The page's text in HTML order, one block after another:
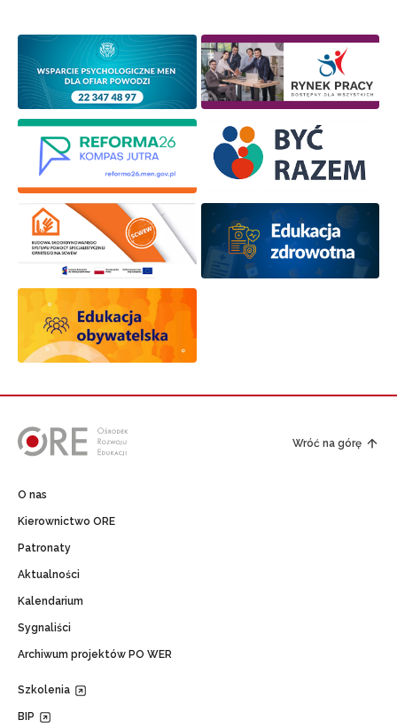
Wróć na górę
O nas
Kierownictwo ORE
Patronaty
Aktualności
Kalendarium
Sygnaliści
Archiwum projektów PO WER
Szkolenia
BIP